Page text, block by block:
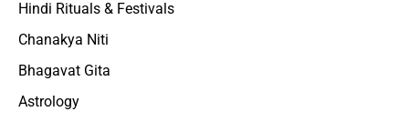
Hindi Rituals & Festivals
Chanakya Niti
Bhagavat Gita
Astrology